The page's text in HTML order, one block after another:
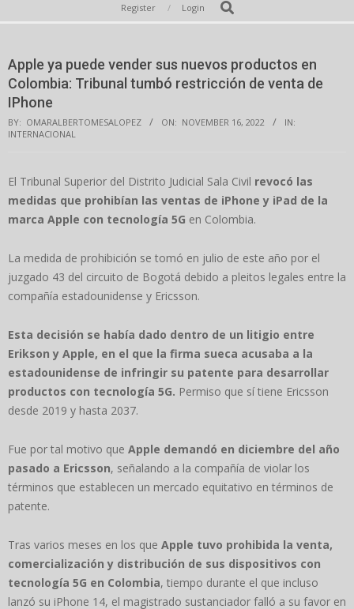
Navigation
Register Login Search
Apple ya puede vender sus nuevos productos en
Colombia: Tribunal tumbó restricción de venta de
IPhone
BY: OMARALBERTOMESALOPEZ ON: NOVEMBER 16, 2022
IN:
INTERNACIONAL
El Tribunal Superior del Distrito Judicial Sala Civil revocó las
medidas que prohibían las ventas de iPhone y iPad de la
marca Apple con tecnología 5G en Colombia.
La medida de prohibición se tomó en julio de este año por el
juzgado 43 del circuito de Bogotá debido a pleitos legales entre la
compañía estadounidense y Ericsson.
Esta decisión se había dado dentro de un litigio entre
Erikson y Apple, en el que la firma sueca acusaba a la
estadounidense de infringir su patente para desarrollar
productos con tecnología 5G. Permiso que sí tiene Ericsson
desde 2019 y hasta 2037.
Fue por tal motivo que Apple demandó en diciembre del año
pasado a Ericsson, señalando a la compañía de violar los
términos que establecen un mercado equitativo en términos de
patente.
Tras varios meses en los que Apple tuvo prohibida la venta,
comercialización y distribución de sus dispositivos con
tecnología 5G en Colombia, tiempo durante el que incluso
lanzó su iPhone 14, el magistrado sustanciador falló a su favor en